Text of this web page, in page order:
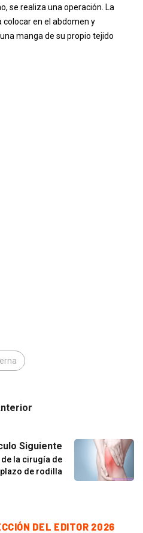
se realiza una operación. La
en el abdomen y
manga de su propio tejido
Siguiente
la cirugía de
de rodilla
DEL EDITOR 2026